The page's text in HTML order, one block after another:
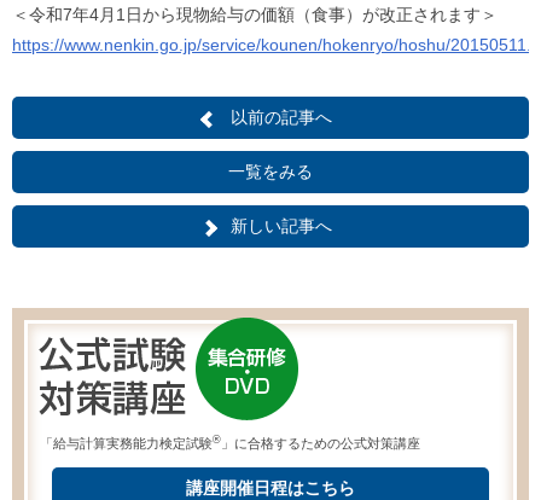
＜令和7年4月1日から現物給与の価額（食事）が改正されます＞
https://www.nenkin.go.jp/service/kounen/hokenryo/hoshu/
以前の記事へ
一覧をみる
新しい記事へ
「給与計算実務能力検定試験® 」に合格するための公式対策講座
講座開催日程はこちら